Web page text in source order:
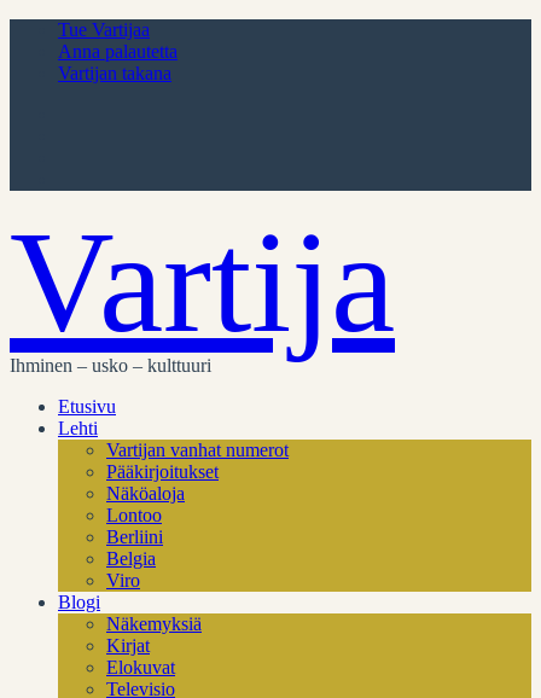
Tue Vartijaa
Anna palautetta
Vartijan takana
Vartija
Ihminen – usko – kulttuuri
Etusivu
Lehti
Vartijan vanhat numerot
Pääkirjoitukset
Näköaloja
Lontoo
Berliini
Belgia
Viro
Blogi
Näkemyksiä
Kirjat
Elokuvat
Televisio